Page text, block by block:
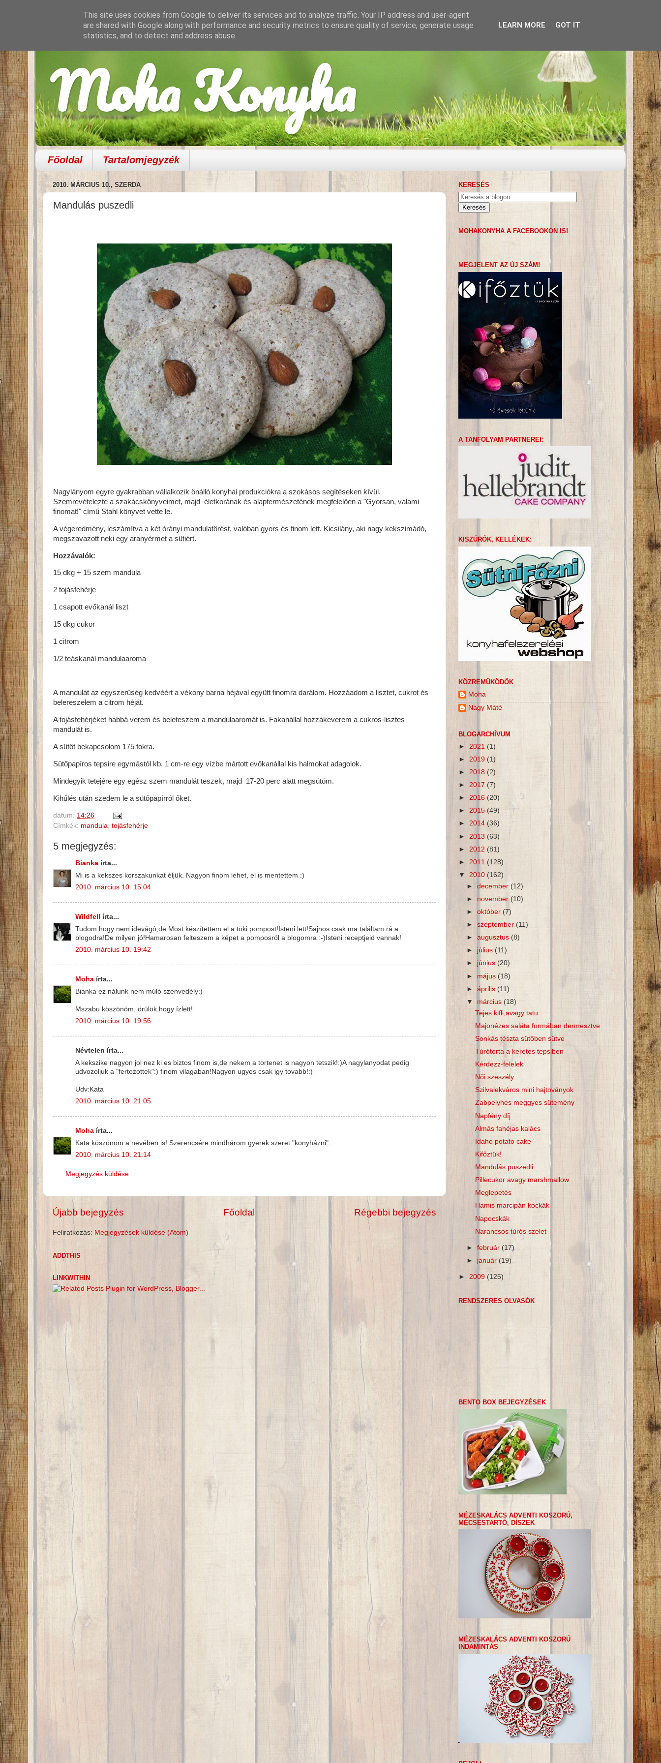
Moha Konyha
Főoldal Tartalomjegyzék
2010. MÁRCIUS 10., SZERDA
Mandulás puszedli
Nagylányom egyre gyakrabban vállalkozik önálló konyhai produkciókra a szokásos segítéseken kívül.
Szemrevételezte a szakácskönyveimet, majd életkorának és alaptermészetének megfelelően a "Gyorsan, valami
finomat!" című Stahl könyvet vette le.
A végeredmény, leszámítva a két órányi mandulatörést, valóban gyors és finom lett. Kicsilány, aki nagy kekszimádó,
megszavazott neki egy aranyérmet a sütiért.
Hozzávalók:
15 dkg + 15 szem mandula
2 tojásfehérje
1 csapott evőkanál liszt
15 dkg cukor
1 citrom
1/2 teáskanál mandulaaroma
A mandulát az egyszerűség kedvéért a vékony barna héjával együtt finomra darálom. Hozzáadom a lisztet, cukrot és
belereszelem a citrom héját.
A tojásfehérjéket habbá verem és beleteszem a mandulaaromát is. Fakanállal hozzákeverem a cukros-lisztes
mandulát is.
A sütőt bekapcsolom 175 fokra.
Sütőpapíros tepsire egymástól kb. 1 cm-re egy vízbe mártott evőkanállal kis halmokat adagolok.
Mindegyik tetejére egy egész szem mandulát teszek, majd 17-20 perc alatt megsütöm.
Kihűlés után szedem le a sütőpapírról őket.
dátum: 14:26
Címkék: mandula, tojásfehérje
5 megjegyzés:
Bianka írta...
Mi is a kekszes korszakunkat éljük. Nagyon finom lehet, el is mentettem :)
2010. március 10. 15:04
Wildfell
írta...
Tudom,hogy nem idevágó,de:Most készítettem el a töki pompost!Isteni lett!Sajnos csak ma találtam rá a
blogodra!De milyen jó!Hamarosan felteszem a képet a pomposról a blogomra :-)Isteni receptjeid vannak!
2010. március 10. 19:42
Moha írta...
Bianka ez nálunk nem múló szenvedély:)
Mszabu köszönöm, örülök,hogy ízlett!
2010. március 10. 19:56
Névtelen írta...
A kekszike nagyon jol nez ki es biztos finom is,de nekem a tortenet is nagyon tetszik!:)A nagylanyodat pedig
udvozoljuk a "fertozottek":) finom vilagaban!Nagyon ugyes csak igy tovabb!:)
Udv:Kata
2010. március 10. 21:05
Moha írta...
Kata köszönöm a nevében is! Szerencsére mindhárom gyerek szeret "konyházni".
2010. március 10. 21:14
Megjegyzés küldése
Újabb bejegyzés Régebbi bejegyzés
Főoldal
Feliratkozás: Megjegyzések küldése (Atom)
ADDTHIS
LINKWITHIN
KERESÉS
MOHAKONYHA A FACEBOOKON IS!
MEGJELENT AZ ÚJ SZÁM!
A TANFOLYAM PARTNEREI:
KISZÚRÓK, KELLÉKEK:
KÖZREMŰKÖDŐK
Moha
Nagy Máté
BLOGARCHÍVUM
► 2021 (1)
► 2019 (1)
► 2018 (2)
► 2017 (7)
► 2016 (20)
► 2015 (49)
► 2014 (36)
► 2013 (63)
► 2012 (81)
► 2011 (128)
▼ 2010 (162)
►december(12)
► november (10)
►október (7)
►szeptember(11)
►augusztus (8)
► július(11)
► június(20)
► május (18)
►április (11)
▼ március(18)
Tejes kifli,avagy tatu
Majonézes saláta formában dermesztve
Sonkás tészta sütőben sütve
Túrótorta a keretes tepsiben
Kérdezz-felelek
Női szeszély
Szilvalekváros mini hajtoványok
Zabpelyhes meggyes sütemény
Napfény díj
Almás fahéjas kalács
Idaho potato cake
Kifőztük!
Mandulás puszedli
Pillecukor avagy marshmallow
Meglepetés
Hamis marcipán kockák
Napocskák
Narancsos túrós szelet
►február(17)
► január (19)
► 2009 (125)
RENDSZERES OLVASÓK
BENTO BOX BEJEGYZÉSEK
MÉZESKALÁCS ADVENTI KOSZORÚ,
MÉCSESTARTÓ, DÍSZEK
MÉZESKALÁCS ADVENTI KOSZORÚ
INDAMINTÁS
This site uses cookies from Google to deliver its services and to analyze traffic. Your IP address and user-agent
are shared with Google along with performance and security metrics to ensure quality of service, generate usage
statistics, and to detect and address abuse.
LEARN MORE GOT IT